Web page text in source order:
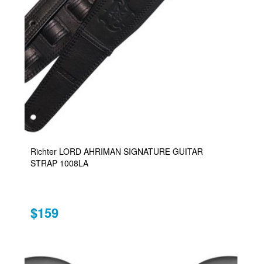
Richter LORD AHRIMAN SIGNATURE GUITAR
STRAP 1008LA
$159